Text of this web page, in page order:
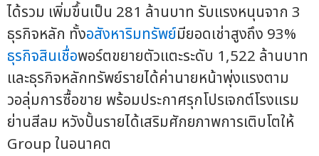
ได้รวม เพิ่มขึ้นเป็น 281 ล้านบาท รับแรงหนุนจาก 3
ธุรกิจหลัก ทั้งอสังหาริมทรัพย์มียอดเช่าสูงถึง 93%
ธุรกิจสินเชื่อพอร์ตขยายตัวแตะระดับ 1,522 ล้านบาท
และธุรกิจหลักทรัพย์รายได้ค่านายหน้าพุ่งแรงตาม
วอลุ่มการซื้อขาย พร้อมประกาศรุกโปรเจกต์โรงแรม
ย่านสีลม หวังปั้นรายได้เสริมศักยภาพการเติบโตให้
Group ในอนาคต